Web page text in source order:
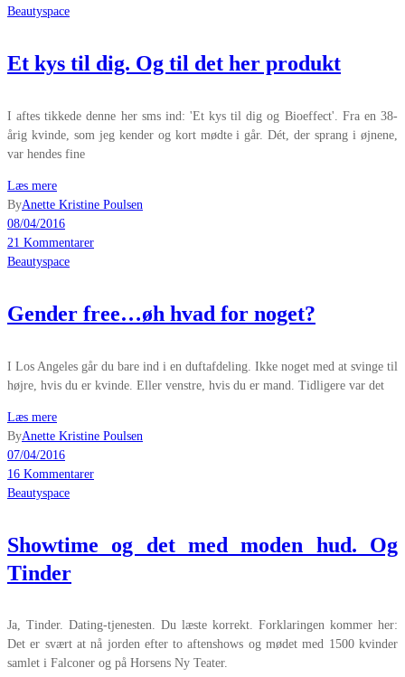
Beautyspace
Et kys til dig. Og til det her produkt
I aftes tikkede denne her sms ind: 'Et kys til dig og Bioeffect'. Fra en 38-
årig kvinde, som jeg kender og kort mødte i går. Dét, der sprang i øjnene,
var hendes fine
Læs mere
ByAnette Kristine Poulsen
08/04/2016
21 Kommentarer
Beautyspace
Gender free…øh hvad for noget?
I Los Angeles går du bare ind i en duftafdeling. Ikke noget med at svinge til
højre, hvis du er kvinde. Eller venstre, hvis du er mand. Tidligere var det
Læs mere
ByAnette Kristine Poulsen
07/04/2016
16 Kommentarer
Beautyspace
Showtime og det med moden hud. Og
Tinder
Ja, Tinder. Dating-tjenesten. Du læste korrekt. Forklaringen kommer her:
Det er svært at nå jorden efter to aftenshows og mødet med 1500 kvinder
samlet i Falconer og på Horsens Ny Teater.